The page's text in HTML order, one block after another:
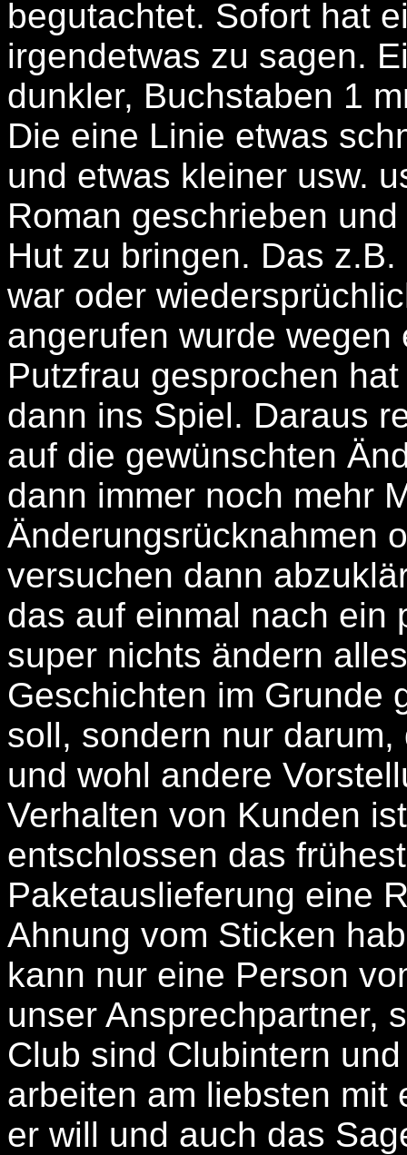
begutachtet. Sofort hat
irgendetwas zu sagen.
dunkler, Buchstaben 1
Die eine Linie etwas
und etwas kleiner usw.
Roman geschrieben
Hut zu bringen. Das
war oder
angerufen wurde
Putzfrau gesprochen
dann ins Spiel. Daraus
auf die gewünschten
dann immer noch mehr
Änderungsrücknahmen
versuchen dann
das auf einmal nach ein
super nichts ändern
Geschichten im Grunde
soll, sondern nur
und wohl andere
Verhalten von Kunden
entschlossen das
Paketauslieferung eine
Ahnung vom Sticken
kann nur eine Person
unser Ansprechpartner,
Club sind Clubintern
arbeiten am liebsten mit
er will und auch das